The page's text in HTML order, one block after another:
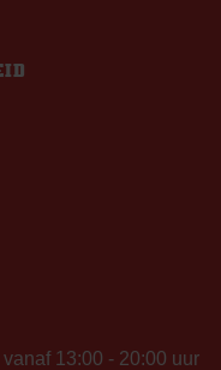
13:00 - 20:00 uur